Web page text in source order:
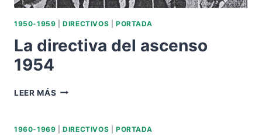
1950-1959 |DIRECTIVOS PORTADA
La directiva del ascenso
1954
LEER MÁS LA
ASCENSO
1960-1969 |DIRECTIVOS PORTADA